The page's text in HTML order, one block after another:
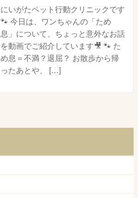
にいがたペット行動クリニックです
🐾 今日は、ワンちゃんの「ため
息」について、ちょっと意外なお話
を動画でご紹介しています🎥 🐾 た
め息＝不満？退屈？ お散歩から帰
ったあとや、 […]